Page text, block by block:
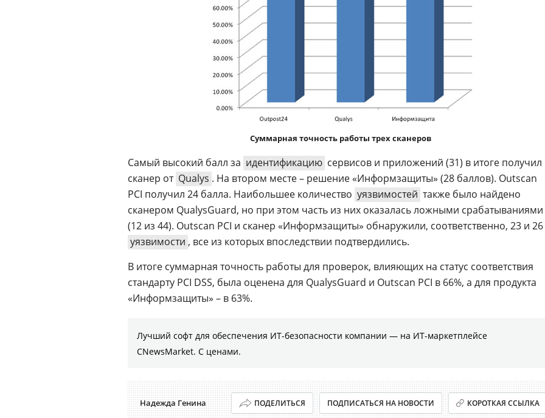
Суммарная точность работы трех сканеров
Самый высокий балл за идентификацию сервисов и приложений (31) в итоге получил
сканер от Qualys . На втором месте – решение «Информзащиты» (28 баллов). Outscan
PCI получил 24 балла. Наибольшее количество уязвимостей также было найдено
сканером QualysGuard, но при этом часть из них оказалась ложными срабатываниями
(12 из 44). Outscan PCI и сканер «Информзащиты» обнаружили, соответственно, 23 и 26
уязвимости , все из которых впоследствии подтвердились.
В итоге суммарная точность работы для проверок, влияющих на статус соответствия
стандарту PCI DSS, была оценена для QualysGuard и Outscan PCI в 66%, а для продукта
«Информзащиты» – в 63%.
Лучший софт для обеспечения ИТ-безопасности компании ― на ИТ-маркетплейсе
CNewsMarket. С ценами.
Надежда Генина ПОДЕЛИТЬСЯ ПОДПИСАТЬСЯ НА НОВОСТИ КОРОТКАЯ ССЫЛКА